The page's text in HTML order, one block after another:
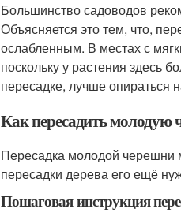
Большинство садоводов
Объясняется это тем, что,
ослабленным. В местах с
поскольку у растения здесь
пересадке, лучше опираться
Как пересадить молодую
Пересадка молодой черешни
пересадки дерева его ещё
Пошаговая инструкция